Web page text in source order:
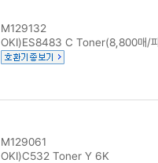
M129132
OKI)ES8483 C Toner(8,800매/
M129061
OKI)C532 Toner Y 6K